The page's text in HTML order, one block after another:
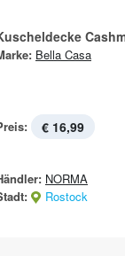
Bella Casa
€ 16,99
NORMA
Rostock